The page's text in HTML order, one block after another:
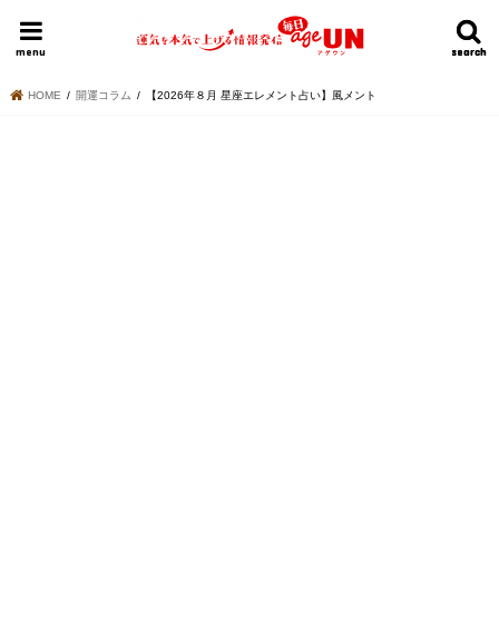
search
search
menu
HOME 明日の運勢ランキング 今週の運勢
HOME 開運コラム 【2026年８月 星座エレメント占い】風メント